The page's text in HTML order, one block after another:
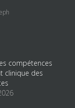
compétences
clinique des